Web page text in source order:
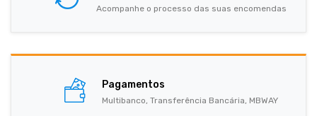
Acompanhe o processo das suas encomendas
Pagamentos
Multibanco, Transferência Bancária, MBWAY